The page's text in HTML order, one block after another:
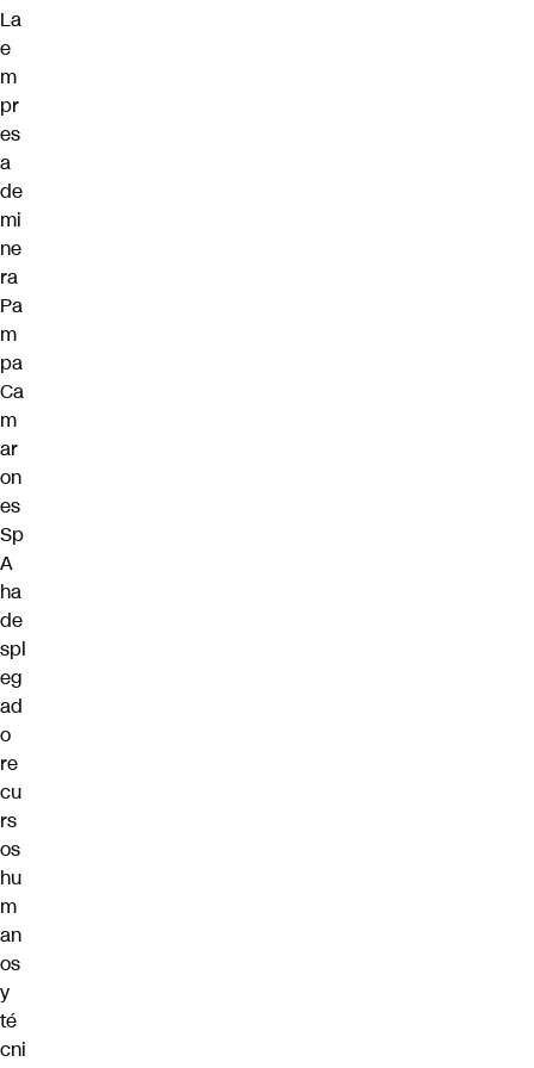
La
e
m
pr
es
a
de
mi
ne
ra
Pa
m
pa
Ca
m
ar
on
es
Sp
A
ha
de
spl
eg
ad
o
re
cu
rs
os
hu
m
an
os
y
té
cni